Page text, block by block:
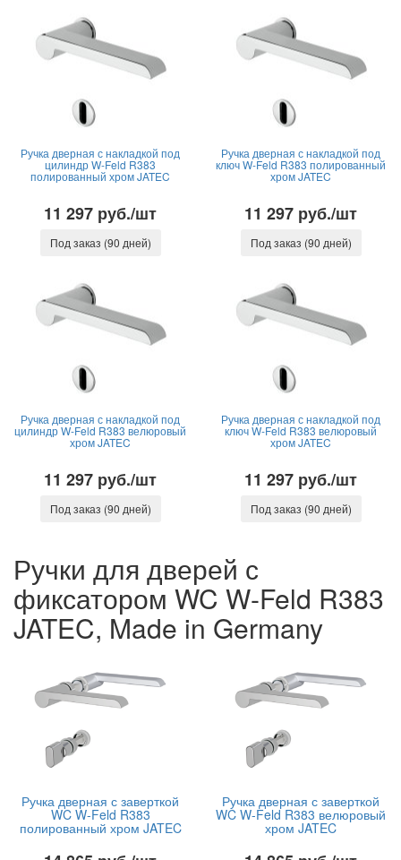
Ручка дверная с накладкой под
цилиндр W-Feld R383
полированный хром JATEC
11 297 руб./шт
Под заказ (90 дней)
Ручка дверная с накладкой под
ключ W-Feld R383 полированный
хром JATEC
11 297 руб./шт
Под заказ (90 дней)
Ручка дверная с накладкой под
цилиндр W-Feld R383 велюровый
хром JATEC
11 297 руб./шт
Под заказ (90 дней)
Ручка дверная с накладкой под
ключ W-Feld R383 велюровый
хром JATEC
11 297 руб./шт
Под заказ (90 дней)
Ручки для дверей с
фиксатором WC W-Feld R383
JATEC, Made in Germany
Ручка дверная с заверткой
WC W-Feld R383
полированный хром JATEC
Ручка дверная с заверткой
WC W-Feld R383 велюровый
хром JATEC